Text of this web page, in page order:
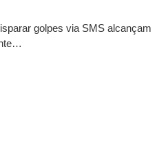
golpes via SMS alcançam